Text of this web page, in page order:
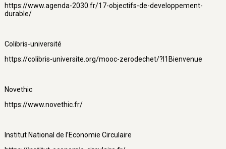
https://www.agenda-2030.fr/17-objectifs-de-developpement-
durable/
Colibris-université
https://colibris-universite.org/mooc-zerodechet/?I1Bienvenue
Novethic
https://www.novethic.fr/
Institut National de l’Economie Circulaire